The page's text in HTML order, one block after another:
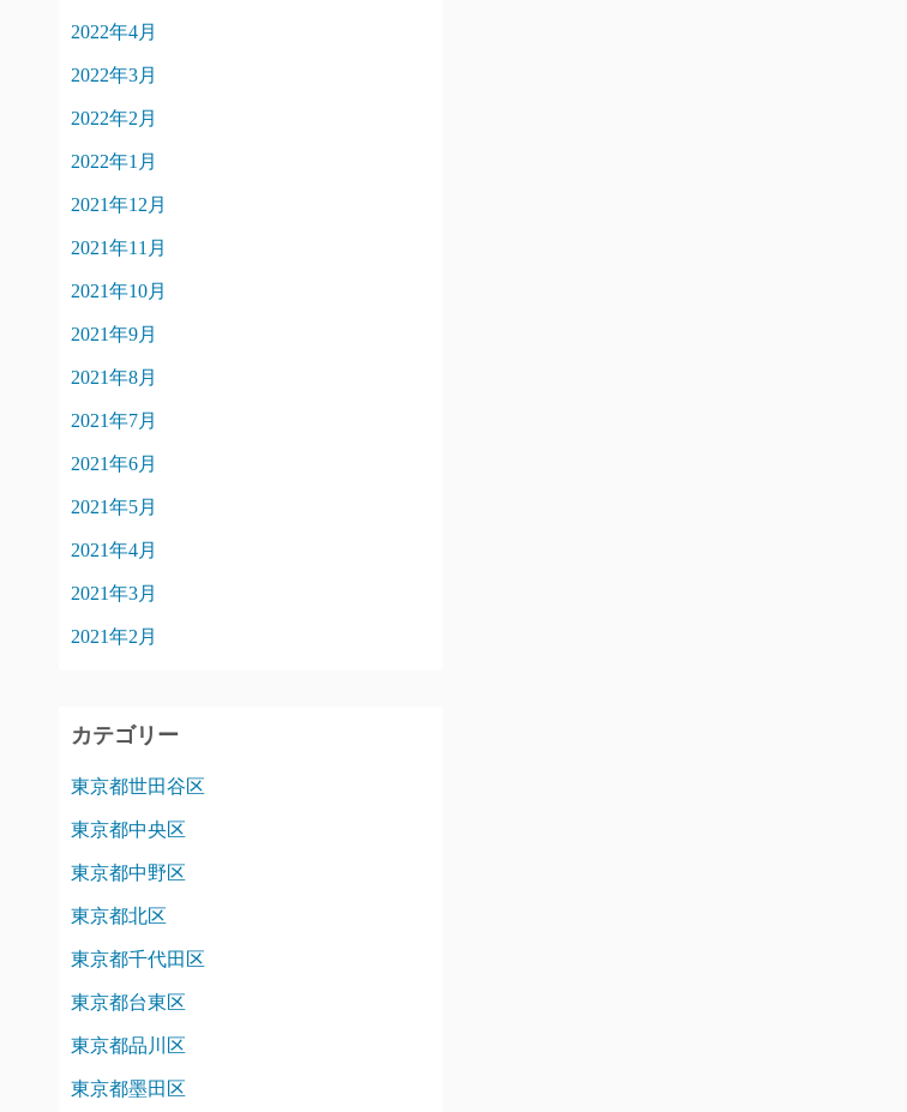
2022年4月
2022年3月
2022年2月
2022年1月
2021年12月
2021年11月
2021年10月
2021年9月
2021年8月
2021年7月
2021年6月
2021年5月
2021年4月
2021年3月
2021年2月
カテゴリー
東京都世田谷区
東京都中央区
東京都中野区
東京都北区
東京都千代田区
東京都台東区
東京都品川区
東京都墨田区